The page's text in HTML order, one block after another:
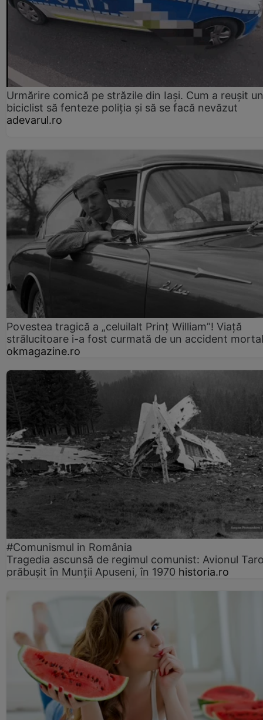
Urmărire comică pe străzile din Iași. Cum a reușit un
biciclist să fenteze poliția și să se facă nevăzut
adevarul.ro
Povestea tragică a „celuilalt Prinț William”! Viață
strălucitoare i-a fost curmată de un accident mortal
okmagazine.ro
#Comunismul in România
Tragedia ascunsă de regimul comunist: Avionul
prăbușit în Munții Apuseni, în 1970 historia.ro